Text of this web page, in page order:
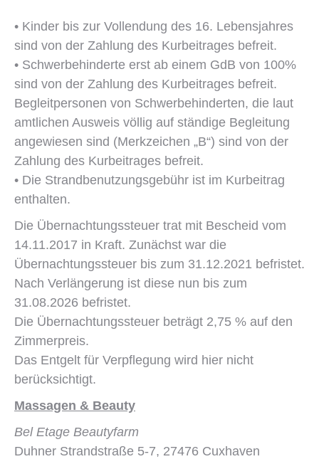
• Kinder bis zur Vollendung des 16. Lebensjahres
sind von der Zahlung des Kurbeitrages befreit.
• Schwerbehinderte erst ab einem GdB von 100%
sind von der Zahlung des Kurbeitrages befreit.
Begleitpersonen von Schwerbehinderten, die laut
amtlichen Ausweis völlig auf ständige Begleitung
angewiesen sind (Merkzeichen „B“) sind von der
Zahlung des Kurbeitrages befreit.
• Die Strandbenutzungsgebühr ist im Kurbeitrag
enthalten.
Die Übernachtungssteuer trat mit Bescheid vom
14.11.2017 in Kraft. Zunächst war die
Übernachtungssteuer bis zum 31.12.2021 befristet.
Nach Verlängerung ist diese nun bis zum
31.08.2026 befristet.
Die Übernachtungssteuer beträgt 2,75 % auf den
Zimmerpreis.
Das Entgelt für Verpflegung wird hier nicht
berücksichtigt.
Massagen & Beauty
Bel Etage Beautyfarm
Duhner Strandstraße 5-7, 27476 Cuxhaven